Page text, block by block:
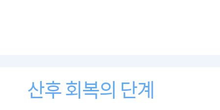
산후 회복의 단계